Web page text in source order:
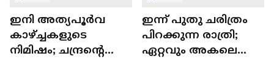
ഇനി അത്യപൂര്‍വ
കാഴ്ച്ചകളുടെ
നിമിഷം; ചന്ദ്രന്റെ
ഇന്ന് പുതു ചരിത്രം
പിറക്കുന്ന രാത്രി;
ഏറ്റവും അകലെ